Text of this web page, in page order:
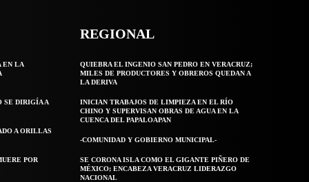
EN LA
SE DIRIGÍA A
A ORILLAS
POR
REGIONAL
QUIEBRA EL INGENIO SAN PEDRO EN VERACRUZ;
MILES DE PRODUCTORES Y OBREROS QUEDAN A
LA DERIVA
INICIAN TRABAJOS DE LIMPIEZA EN EL RÍO
CHINO Y SUPERVISAN OBRAS DE AGUA EN LA
CUENCA DEL PAPALOAPAN
-COMUNIDAD Y GOBIERNO MUNICIPAL-
SE CORONA ISLA COMO EL GIGANTE PIÑERO DE
MÉXICO; ENCABEZA VERACRUZ LIDERAZGO
NACIONAL